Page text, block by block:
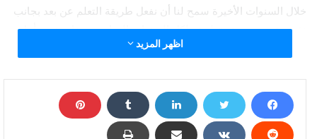
خلال السنوات الأخيرة سمح لنا أن نفعل طريقة التعلم عن بعد بجانب
تقييم عن بعد سيتم تطبيقه لكل السنوات الدراسية، متابعة: من أجل
ويتجمعون في أماكن أخرى .
وقال وزير التربية والتعليم، إن الأدوات الخاصة بالتعلم عن بعد موجودة
اظهر المزيد